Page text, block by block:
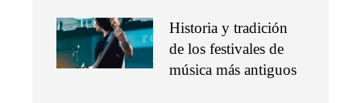
Historia y tradición
de los festivales de
música más antiguos